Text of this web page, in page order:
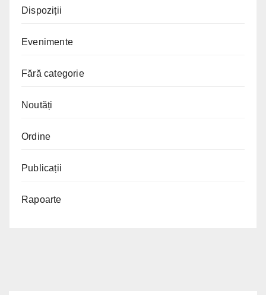
Dispoziții
Evenimente
Fără categorie
Noutăți
Ordine
Publicații
Rapoarte